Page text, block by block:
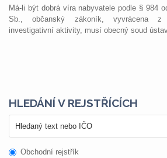
Má-li být dobrá víra nabyvatele podle § 984
Sb., občanský zákoník, vyvrácena z
investigativní aktivity, musí obecný soud
HLEDÁNÍ V REJSTŘÍCÍCH
Obchodní rejstřík